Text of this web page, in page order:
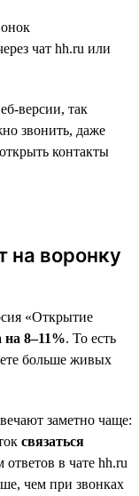
чат hh.ru или
версии, так
звонить, даже
контакты
на воронку
«Открытие
8–11%. То есть
больше живых
заметно чаще:
связаться
ответов в чате hh.ru
чем при звонках